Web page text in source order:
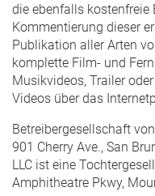
die ebenfalls kostenfreie
Kommentierung dieser
Publikation aller Arten
komplette Film- und
Musikvideos, Trailer
Videos über das
Betreibergesellschaft
901 Cherry Ave., San
LLC ist eine
Amphitheatre Pkwy,